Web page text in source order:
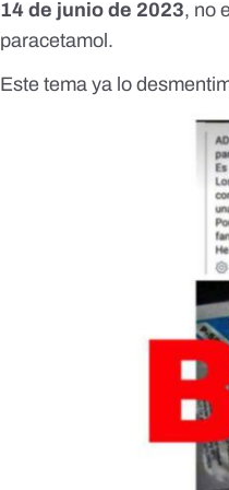
14 de junio de 2023, no
paracetamol.
Este tema ya lo